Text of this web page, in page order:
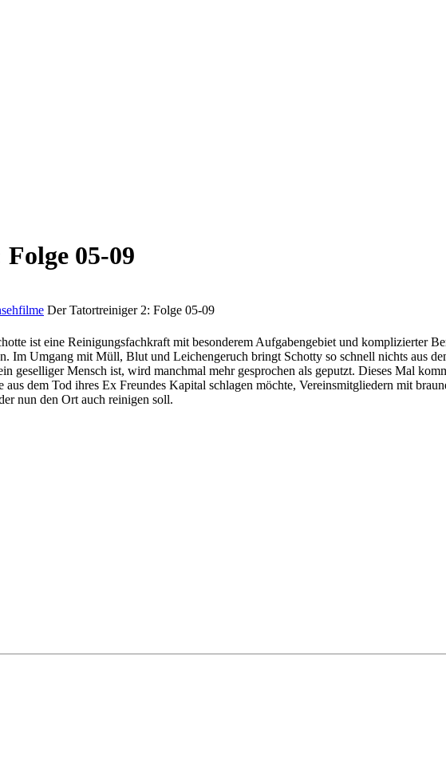
05-09
Der Tatortreiniger 2: Folge 05-09
ist eine Reinigungsfachkraft mit besonderem Aufgabengebiet und komplizierter
Im Umgang mit Müll, Blut und Leichengeruch bringt Schotty so schnell nichts aus
geselliger Mensch ist, wird manchmal mehr gesprochen als geputzt. Dieses Mal
dem Tod ihres Ex Freundes Kapital schlagen möchte, Vereinsmitgliedern mit
nun den Ort auch reinigen soll.